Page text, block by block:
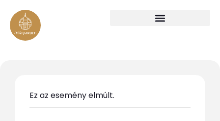
Ez az esemény elmúlt.